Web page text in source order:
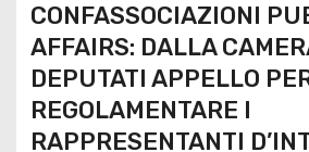
CONFASSOCIAZIONI
AFFAIRS: DALLA
DEPUTATI APPELLO
REGOLAMENTARE I
RAPPRESENTANTI